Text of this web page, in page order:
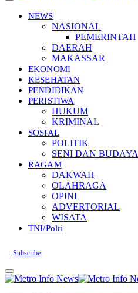
NEWS
NASIONAL
PEMERINTAH
DAERAH
MAKASSAR
EKONOMI
KESEHATAN
PENDIDIKAN
PERISTIWA
HUKUM
KRIMINAL
SOSIAL
POLITIK
SENI DAN BUDAYA
RAGAM
DAKWAH
OLAHRAGA
OPINI
ADVERTORIAL
WISATA
TNI/Polri
Subscribe